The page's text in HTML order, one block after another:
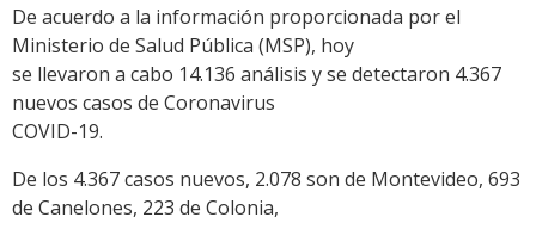
Link
De acuerdo a la información proporcionada por el
Ministerio de Salud Pública (MSP), hoy
se llevaron a cabo 14.136 análisis y se detectaron 4.367
nuevos casos de Coronavirus
COVID-19.
De los 4.367 casos nuevos, 2.078 son de Montevideo, 693
de Canelones, 223 de Colonia,